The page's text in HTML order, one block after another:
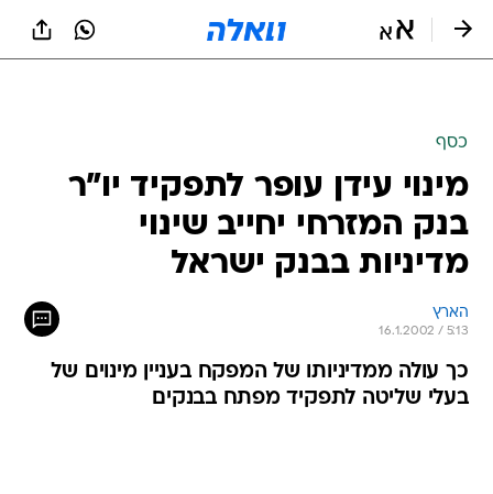
כסף
מינוי עידן עופר לתפקיד יו"ר
בנק המזרחי יחייב שינוי
מדיניות בבנק ישראל
הארץ
16.1.2002 / 5:13
כך עולה ממדיניותו של המפקח בעניין מינוים של
בעלי שליטה לתפקיד מפתח בבנקים